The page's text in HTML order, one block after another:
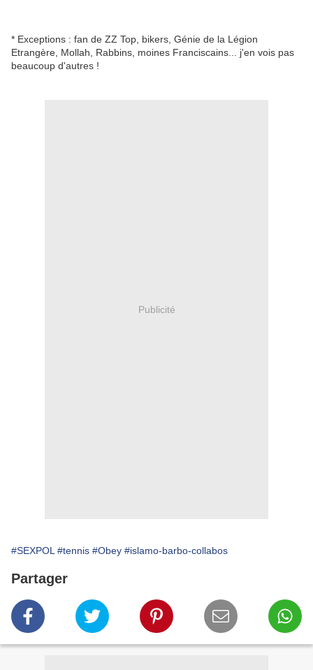
* Exceptions : fan de ZZ Top, bikers, Génie de la Légion
Etrangère, Mollah, Rabbins, moines Franciscains... j'en vois pas
beaucoup d'autres !
Publicité
#SEXPOL #tennis #Obey #islamo-barbo-collabos
Partager